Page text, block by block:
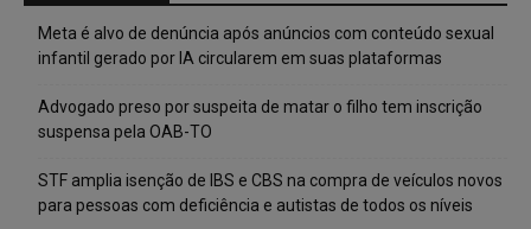
Meta é alvo de denúncia após anúncios com conteúdo sexual
infantil gerado por IA circularem em suas plataformas
Advogado preso por suspeita de matar o filho tem inscrição
suspensa pela OAB-TO
STF amplia isenção de IBS e CBS na compra de veículos novos
para pessoas com deficiência e autistas de todos os níveis